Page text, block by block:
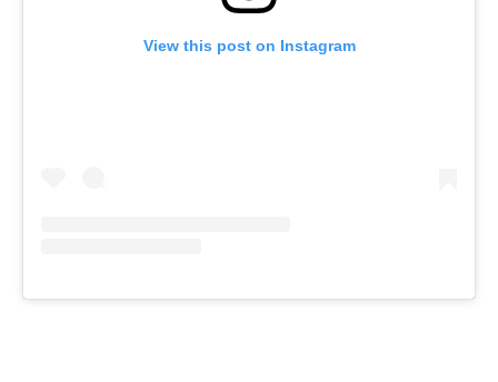
View this post on Instagram